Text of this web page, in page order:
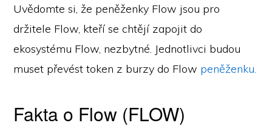
Uvědomte si, že peněženky Flow jsou pro
držitele Flow, kteří se chtějí zapojit do
ekosystému Flow, nezbytné. Jednotlivci budou
muset převést token z burzy do Flow peněženku.
Fakta o Flow (FLOW)